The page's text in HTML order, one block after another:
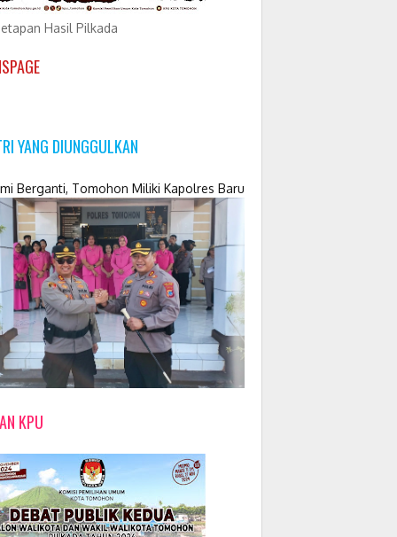
Hasil Pilkada
YANG DIUNGGULKAN
Berganti, Tomohon Miliki Kapolres Baru
KPU